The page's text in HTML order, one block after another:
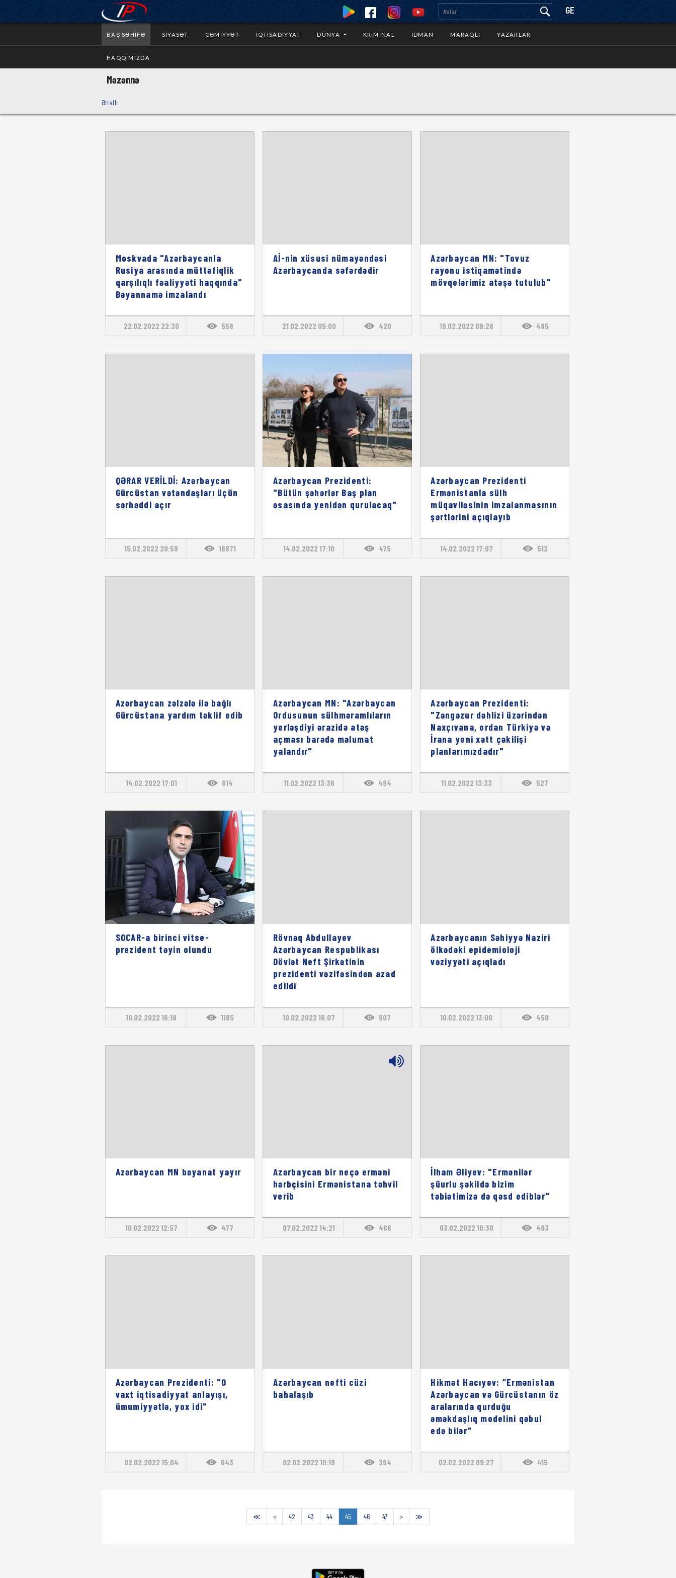
GE
BAŞ SƏHIFƏ SIYASƏT CƏMIYYƏT İQTISADIYYAT DÜNYA KRIMINAL İDMAN MARAQLI YAZARLAR
HAQQIMIZDA
Məzənnə
Ətraflı
Moskvada "Azərbaycanla
Rusiya arasında müttəfiqlik
qarşılıqlı fəaliyyəti haqqında"
Bəyannamə imzalandı
22.02.2022 22:30 558
Aİ-nin xüsusi nümayəndəsi
Azərbaycanda səfərdədir
21.02.2022 05:00 420
Azərbaycan MN: "Tovuz
rayonu istiqamətində
mövqelərimiz atəşə tutulub"
19.02.2022 09:28 485
QƏRAR VERİLDİ: Azərbaycan
Gürcüstan vətəndaşları üçün
sərhəddi açır
15.02.2022 20:59 18871
Azərbaycan Prezidenti:
"Bütün şəhərlər Baş plan
əsasında yenidən qurulacaq"
14.02.2022 17:10 475
Azərbaycan Prezidenti
Ermənistanla sülh
müqaviləsinin imzalanmasının
şərtlərini açıqlayıb
14.02.2022 17:07 512
Azərbaycan zəlzələ ilə bağlı
Gürcüstana yardım təklif edib
14.02.2022 17:01 814
Azərbaycan MN: "Azərbaycan
Ordusunun sülhməramlıların
yerləşdiyi ərazidə atəş
açması barədə məlumat
yalandır"
11.02.2022 13:36 494
Azərbaycan Prezidenti:
"Zəngəzur dəhlizi üzərindən
Naxçıvana, ordan Türkiyə və
İrana yeni xətt çəkilişi
planlarımızdadır"
11.02.2022 13:33 527
SOCAR-a birinci vitse-
prezident təyin olundu
10.02.2022 16:18 1185
Rövnəq Abdullayev
Azərbaycan Respublikası
Dövlət Neft Şirkətinin
prezidenti vəzifəsindən azad
edildi
10.02.2022 16:07 907
Azərbaycanın Səhiyyə Naziri
ölkədəki epidemioloji
vəziyyəti açıqladı
10.02.2022 13:00 450
Azərbaycan MN bəyanat yayır
10.02.2022 12:57 477
Azərbaycan bir neçə erməni
hərbçisini Ermənistana təhvil
verib
07.02.2022 14:21 466
İlham Əliyev: "Ermənilər
şüurlu şəkildə bizim
təbiətimizə də qəsd ediblər"
03.02.2022 10:30 403
Azərbaycan Prezidenti: "O
vaxt iqtisadiyyat anlayışı,
ümumiyyətlə, yox idi"
02.02.2022 15:04 643
Azərbaycan nefti cüzi
bahalaşıb
02.02.2022 10:19 394
Hikmət Hacıyev: “Ermənistan
Azərbaycan və Gürcüstanın öz
aralarında qurduğu
əməkdaşlıq modelini qəbul
edə bilər"
02.02.2022 09:27 415
≪ < 42 43 44 45 46 47 > ≫